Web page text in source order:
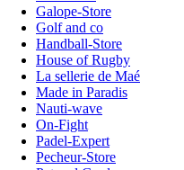
Galope-Store
Golf and co
Handball-Store
House of Rugby
La sellerie de Maé
Made in Paradis
Nauti-wave
On-Fight
Padel-Expert
Pecheur-Store